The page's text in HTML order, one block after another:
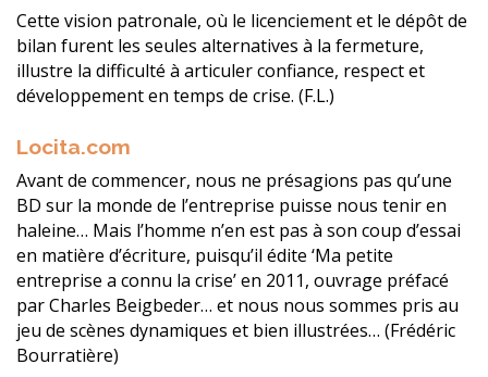
Cette vision patronale, où le licenciement et le dépôt de
bilan furent les seules alternatives à la fermeture,
illustre la difficulté à articuler confiance, respect et
développement en temps de crise. (F.L.)
Locita.com
Avant de commencer, nous ne présagions pas qu’une
BD sur la monde de l’entreprise puisse nous tenir en
haleine… Mais l’homme n’en est pas à son coup d’essai
en matière d’écriture, puisqu’il édite ‘Ma petite
entreprise a connu la crise’ en 2011, ouvrage préfacé
par Charles Beigbeder… et nous nous sommes pris au
jeu de scènes dynamiques et bien illustrées… (Frédéric
Bourratière)